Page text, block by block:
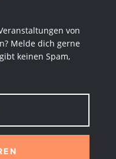
von
Melde dich gerne
keinen Spam,